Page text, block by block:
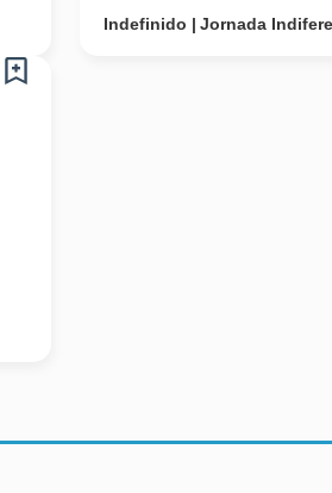
Indefinido
Jornada